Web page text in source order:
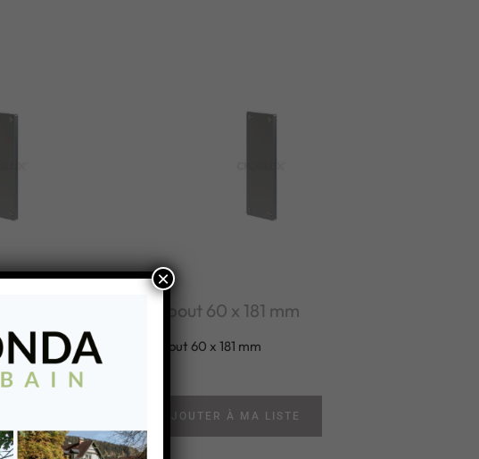
Embout 60 x 181 mm
Embout 60 x 181 mm
AJOUTER À MA LISTE
×